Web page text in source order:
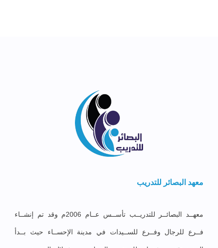
معهد البصائر للتدريب
معهــد البصائــر للتدريــب تأســس عــام 2006م وقد تم إنشــاء
فــرع للرجال وفــرع للســيدات في مدينة الإحســاء حيث بــدأ